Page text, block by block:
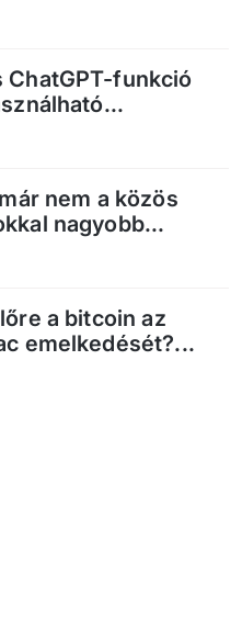
ChatGPT-funkció
nem a közös
nagyobb...
a bitcoin az
emelkedését?...